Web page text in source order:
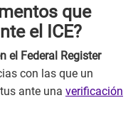
que
el ICE?
el Federal Register
con las que un
ante una verificación